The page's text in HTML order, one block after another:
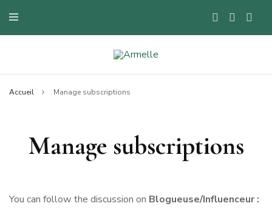
Armelle
Blog mode à Nantes, lifestyle, beauté et bons plans.
Accueil Manage subscriptions
Manage subscriptions
You can follow the discussion on Blogueuse/Influenceur :